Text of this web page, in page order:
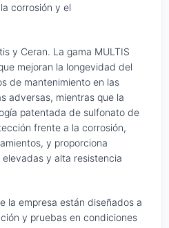
corrosión y el
y Ceran. La gama MULTIS
mejoran la longevidad del
de mantenimiento en las
adversas, mientras que la
patentada de sulfonato de
frente a la corrosión,
y proporciona
y alta resistencia
la empresa están diseñados a
y pruebas en condiciones